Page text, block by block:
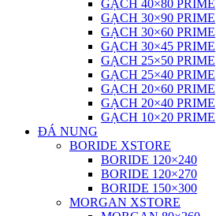
GẠCH 40×80 PRIME
GẠCH 30×90 PRIME
GẠCH 30×60 PRIME
GẠCH 30×45 PRIME
GẠCH 25×50 PRIME
GẠCH 25×40 PRIME
GẠCH 20×60 PRIME
GẠCH 20×40 PRIME
GẠCH 10×20 PRIME
ĐÁ NUNG
BORIDE XSTORE
BORIDE 120×240
BORIDE 120×270
BORIDE 150×300
MORGAN XSTORE